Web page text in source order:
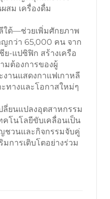
สม เครื่องดื่ม
ใต้—ช่วยเพิ่มศักยภาพ
ญกว่า 65,000 คน จาก
ย-แปซิฟิก สร้างเครือ
ต้องการของผู้
านแสดงกาแฟเกาหลี
ทางและโอกาสใหม่ๆ
ลี่ยนแปลงอุตสาหกรรม
โนโลยีขับเคลื่อนเป็น
ชวนและกิจกรรมจับคู่
การเติบโตอย่างร่วม